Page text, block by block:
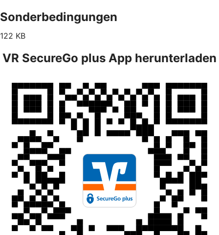
Sonderbedingungen
122 KB
VR SecureGo plus App herunterladen